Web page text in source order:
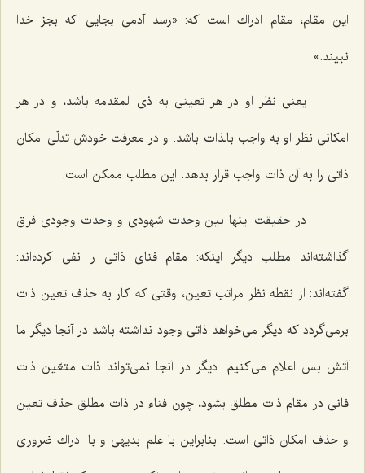
این مقام، مقام ادراك است كه: «رسد آدمى بجایى كه بجز خدا
نبیند.»
یعنى نظر او در هر تعینى به ذى المقدمه باشد، و در هر
امكانى نظر او به واجب بالذات باشد. و در معرفت خودش تدلّى امكان
ذاتى را به آن ذات واجب قرار بدهد. این مطلب ممكن است.
در حقیقت اینها بین وحدت شهودى و وحدت وجودى فرق
گذاشته‌اند مطلب دیگر اینكه: مقام فناى ذاتى را نفى كرده‌اند:
گفته‌اند: از نقطه نظر مراتب تعین، وقتى كه كار به حذف تعین ذات
برمى‌گردد كه دیگر مى‌خواهد ذاتى وجود نداشته باشد در آنجا دیگر ما
آتش بس اعلام مى‌كنیم. دیگر در آنجا نمى‌تواند ذات متعّین ذات
فانى در مقام ذات مطلق بشود، چون فناء در ذات مطلق حذف تعین
و حذف امكان ذاتى است. بنابراین با علم بدیهى و با ادراك ضرورى